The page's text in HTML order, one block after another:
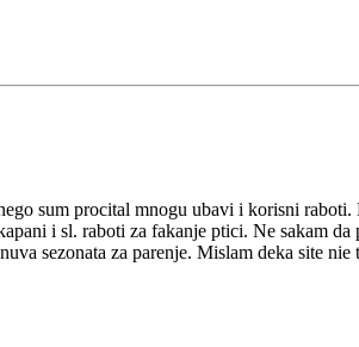
sum procital mnogu ubavi i korisni
i sl. raboti za fakanje ptici. Ne sakam
sezonata za parenje. Mislam deka site